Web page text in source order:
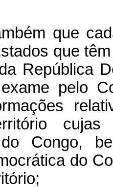
que
que
República
pelo
do Congo,
do